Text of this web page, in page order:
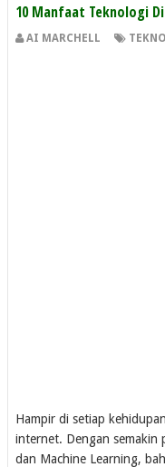
10 Manfaat Teknologi
AI MARCHELL
Hampir di setiap
internet. Dengan
dan Machine Learning,